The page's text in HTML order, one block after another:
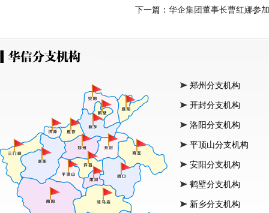
下一篇： 华企集团董事长曹红娜参
郑州分支机构
开封分支机构
洛阳分支机构
平顶山分支机构
安阳分支机构
鹤壁分支机构
新乡分支机构